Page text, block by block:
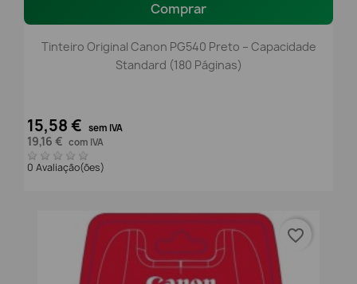
Comprar
Tinteiro Original Canon PG540 Preto – Capacidade
Standard (180 Páginas)
15,58 € sem IVA
19,16 € com IVA
0 Avaliação(ões)
favorite_border